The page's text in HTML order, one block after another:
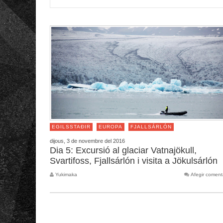
EGILSSTAÐIR EUROPA FJALLSÁRLÓN
dijous, 3 de novembre del 2016
Dia 5: Excursió al glaciar Vatnajökull,
Svartifoss, Fjallsárlón i visita a Jökulsárlón
Yukimaka Afegir